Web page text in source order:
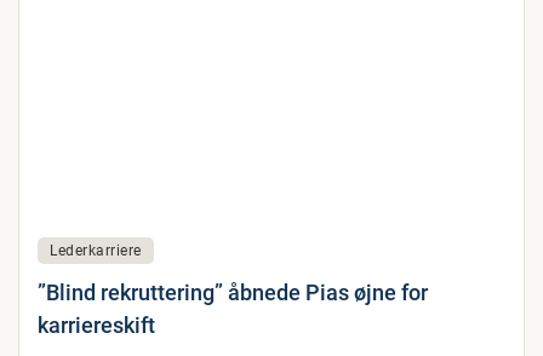
Lederkarriere
”Blind rekruttering” åbnede Pias øjne for
karriereskift